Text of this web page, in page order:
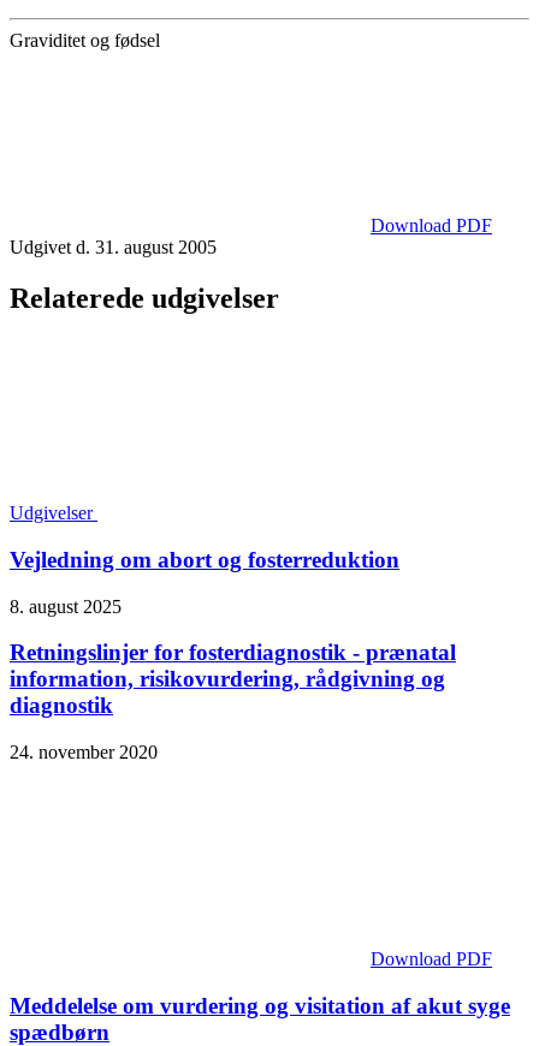
Graviditet og fødsel
Download PDF
Udgivet d. 31. august 2005
Relaterede udgivelser
Udgivelser
Vejledning om abort og fosterreduktion
8. august 2025
Retningslinjer for foster­diagnostik - prænatal
information, risikovurdering, rådgivning og
diagnostik
24. november 2020
Download PDF
Meddelelse om vurdering og visitation af akut syge
spædbørn